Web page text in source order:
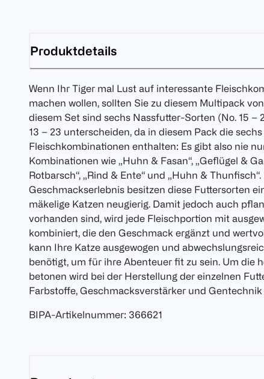
Produktdetails
Wenn Ihr Tiger mal Lust auf interessante
machen wollen, sollten Sie zu diesem Multipack
diesem Set sind sechs Nassfutter-Sorten (No. 15 –
13 – 23 unterscheiden, da in diesem Pack die
Fleischkombinationen enthalten: Es gibt also nie
Kombinationen wie „Huhn & Fasan“, „Geflügel &
Rotbarsch“, „Rind & Ente“ und „Huhn &
Geschmackserlebnis besitzen diese Futtersorten
mäkelige Katzen neugierig. Damit jedoch auch
vorhanden sind, wird jede Fleischportion mit
kombiniert, die den Geschmack ergänzt und
kann Ihre Katze ausgewogen und
benötigt, um für ihre Abenteuer fit zu sein. Um die
betonen wird bei der Herstellung der einzelnen
Farbstoffe, Geschmacksverstärker und
BIPA-Artikelnummer: 366621